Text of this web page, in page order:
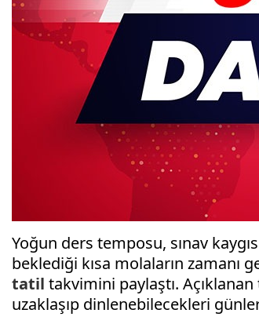
Yoğun ders temposu, sınav
beklediği kısa molaların zamanı
tatil takvimini paylaştı.
uzaklaşıp dinlenebilecekleri